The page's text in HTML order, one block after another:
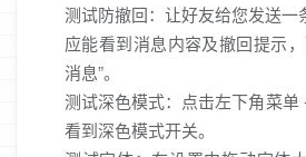
测试防撤回：让好友给您发送一
应能看到消息内容及撤回提示
消息”。
测试深色模式：点击左下角菜
看到深色模式开关。